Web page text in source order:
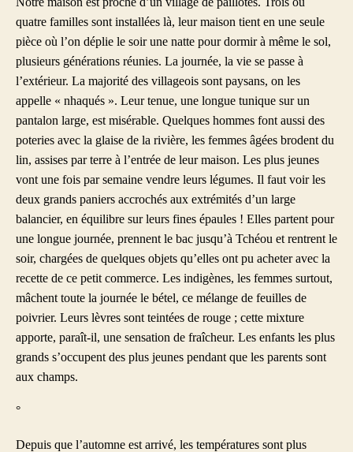
quatre familles sont installées là, leur maison tient en une seule
pièce où l’on déplie le soir une natte pour dormir à même le sol,
plusieurs générations réunies. La journée, la vie se passe à
l’extérieur. La majorité des villageois sont paysans, on les
appelle « nhaqués ». Leur tenue, une longue tunique sur un
pantalon large, est misérable. Quelques hommes font aussi des
poteries avec la glaise de la rivière, les femmes âgées brodent du
lin, assises par terre à l’entrée de leur maison. Les plus jeunes
vont une fois par semaine vendre leurs légumes. Il faut voir les
deux grands paniers accrochés aux extrémités d’un large
balancier, en équilibre sur leurs fines épaules ! Elles partent pour
une longue journée, prennent le bac jusqu’à Tchéou et rentrent le
soir, chargées de quelques objets qu’elles ont pu acheter avec la
recette de ce petit commerce. Les indigènes, les femmes surtout,
mâchent toute la journée le bétel, ce mélange de feuilles de
poivrier. Leurs lèvres sont teintées de rouge ; cette mixture
apporte, paraît-il, une sensation de fraîcheur. Les enfants les plus
grands s’occupent des plus jeunes pendant que les parents sont
aux champs.
°
Depuis que l’automne est arrivé, les températures sont plus